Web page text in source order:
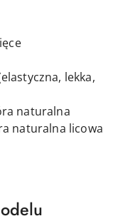
lekka,
naturalna
naturalna licowa